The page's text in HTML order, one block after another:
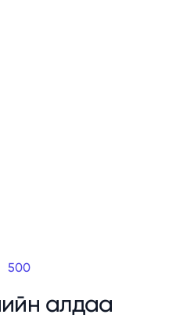
500
алдаа